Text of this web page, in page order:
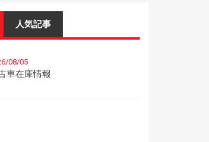
人気記事
08/05
車在庫情報